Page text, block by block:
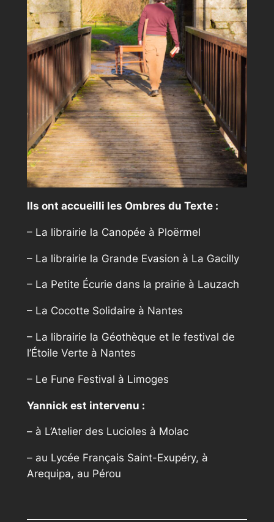
Ils ont accueilli les Ombres du Texte :
– La librairie la Canopée à Ploërmel
– La librairie la Grande Evasion à La Gacilly
– La Petite Écurie dans la prairie à Lauzach
– La Cocotte Solidaire à Nantes
– La librairie la Géothèque et le festival de
l’Étoile Verte à Nantes
– Le Fune Festival à Limoges
Yannick est intervenu :
– à L’Atelier des Lucioles à Molac
– au Lycée Français Saint-Exupéry, à
Arequipa, au Pérou